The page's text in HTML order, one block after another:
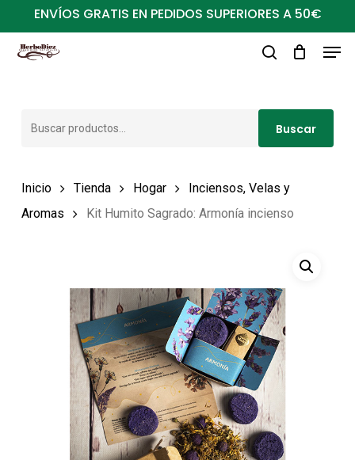
al
contenido
ENVÍOS GRATIS EN PEDIDOS SUPERIORES A 50€
Buscar
Inicio Tienda Hogar
Inciensos, Velas y
Aromas
Kit Humito Sagrado: Armonía incienso
Close